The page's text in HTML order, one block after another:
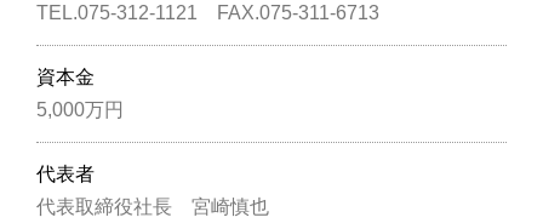
TEL.075-312-1121 FAX.075-311-6713
資本金
5,000万円
代表者
代表取締役社長 宮崎慎也